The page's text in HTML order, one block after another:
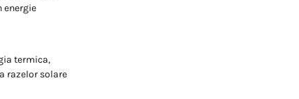
energie
termica,
razelor solare